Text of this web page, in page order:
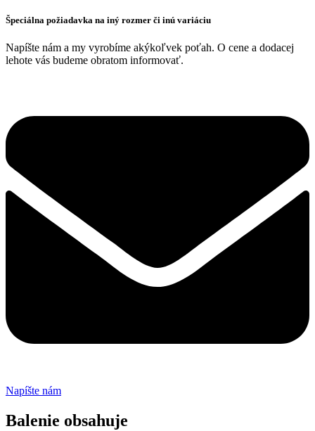
1,90 €
2,00 €
má
variantov.
Možnosti
si
stránke
Špeciálna požiadavka na iný rozmer či inú variáciu
Napíšte nám a my vyrobíme akýkoľvek poťah. O cene a dodacej
lehote vás budeme obratom informovať.
Napíšte nám
Balenie obsahuje